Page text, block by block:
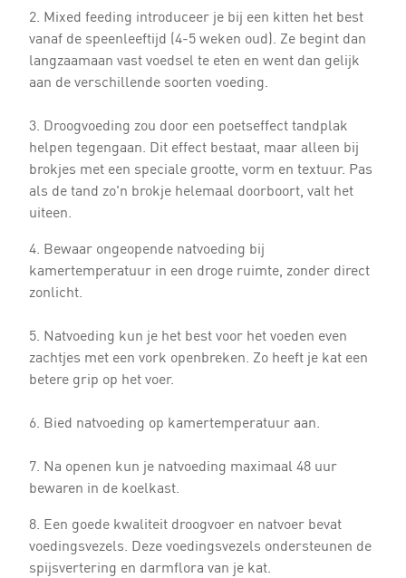
2. Mixed feeding introduceer je bij een kitten het best
vanaf de speenleeftijd (4-5 weken oud). Ze begint dan
langzaamaan vast voedsel te eten en went dan gelijk
aan de verschillende soorten voeding.
3. Droogvoeding zou door een poetseffect tandplak
helpen tegengaan. Dit effect bestaat, maar alleen bij
brokjes met een speciale grootte, vorm en textuur. Pas
als de tand zo'n brokje helemaal doorboort, valt het
uiteen.
4. Bewaar ongeopende natvoeding bij
kamertemperatuur in een droge ruimte, zonder direct
zonlicht.
5. Natvoeding kun je het best voor het voeden even
zachtjes met een vork openbreken. Zo heeft je kat een
betere grip op het voer.
6. Bied natvoeding op kamertemperatuur aan.
7. Na openen kun je natvoeding maximaal 48 uur
bewaren in de koelkast.
8. Een goede kwaliteit droogvoer en natvoer bevat
voedingsvezels. Deze voedingsvezels ondersteunen de
spijsvertering en darmflora van je kat.